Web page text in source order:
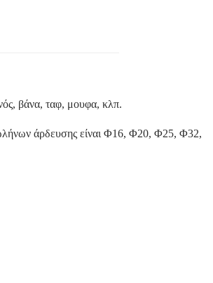
βάνα, ταφ, μουφα, κλπ.
άρδευσης είναι Φ16, Φ20, Φ25, Φ32,